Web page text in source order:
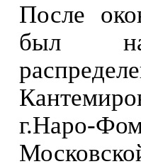
После
был
г.Наро-